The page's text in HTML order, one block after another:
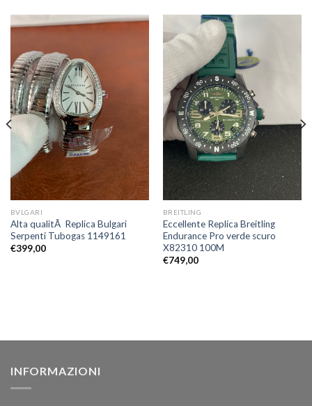
BVLGARI
Alta qualitÃ Replica Bulgari
Serpenti Tubogas 1149161
€399,00
BREITLING
Eccellente Replica Breitling
Endurance Pro verde scuro
X82310 100M
€749,00
INFORMAZIONI